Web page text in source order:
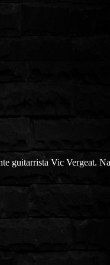
guitarrista Vic Vergeat.